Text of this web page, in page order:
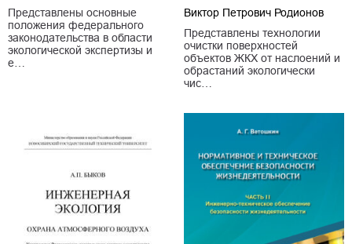
Представлены основные
положения федерального
законодательства в области
экологической экспертизы и
е…
Виктор Петрович Родионов
Представлены технологии
очистки поверхностей
объектов ЖКХ от наслоений и
обрастаний экологически
чис…